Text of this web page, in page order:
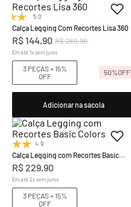
5.0
Calça Legging Com Recortes Lisa 360
R$144,90 R$289,90
Em até1xsem juros
3 PEÇAS + 15%
OFF
50%OFF
Adicionar na sacola
4.9
Calça Legging com Recortes Basic
Colors
R$229,90
Em até2xsem juros
3 PEÇAS + 15%
OFF